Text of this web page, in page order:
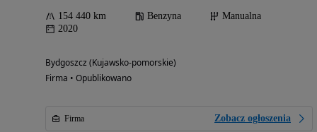
154 440 km Benzyna
Manualna
2020
Bydgoszcz (Kujawsko-pomorskie)
Firma • Opublikowano
Firma Zobacz ogłoszenia